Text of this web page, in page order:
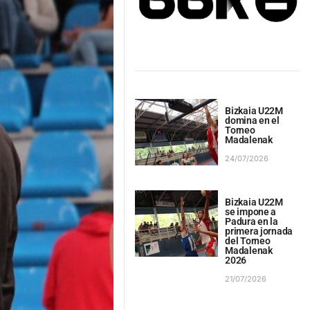
Bizkaia U22M
domina en el
Torneo
Madalenak
24/07/2026
Bizkaia U22M
se impone a
Padura en la
primera jornada
del Torneo
Madalenak
2026
21/07/2026